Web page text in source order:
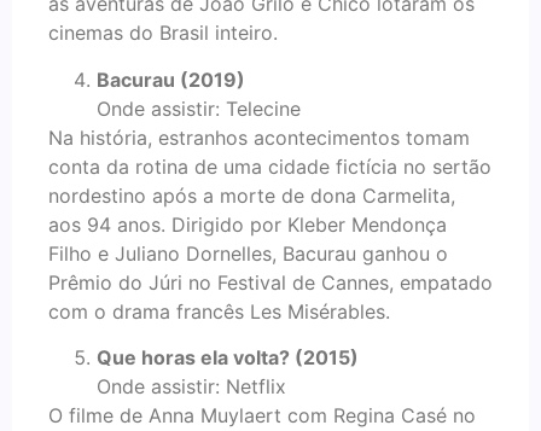
cinemas do Brasil inteiro.
Bacurau (2019)
Onde assistir: Telecine
Na história, estranhos acontecimentos tomam
conta da rotina de uma cidade fictícia no sertão
nordestino após a morte de dona Carmelita,
aos 94 anos. Dirigido por Kleber Mendonça
Filho e Juliano Dornelles, Bacurau ganhou o
Prêmio do Júri no Festival de Cannes, empatado
com o drama francês Les Misérables.
Que horas ela volta? (2015)
Onde assistir: Netflix
O filme de Anna Muylaert com Regina Casé no